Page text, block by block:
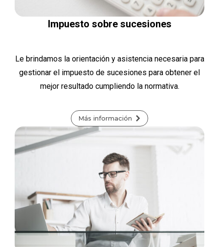
Impuesto sobre sucesiones
Le brindamos la orientación y asistencia necesaria para
gestionar el impuesto de sucesiones para obtener el
mejor resultado cumpliendo la normativa.
Más información